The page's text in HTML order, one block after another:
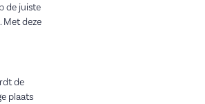
de juiste
Met deze
de
plaats